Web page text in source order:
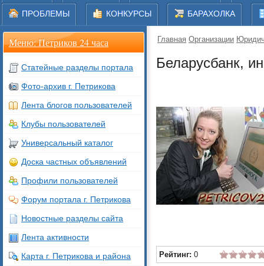
ПРОБЛЕМЫ КОНКУРСЫ БАРАХОЛКА
Главная Организации
Беларусбанк,
Рейтинг: 0
Меню: Петриков 24 часа
Статейные разделы портала
Фото-архив г. Петрикова
Лента блогов пользователей
Клубы пользователей
Универсальный каталог
Доска частных объявлений
Профили пользователей
Форум портала г. Петрикова
Новостные разделы сайта
Лента активности
Карта г. Петрикова и района